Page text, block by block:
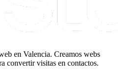
en Valencia. Creamos webs
convertir visitas en contactos.